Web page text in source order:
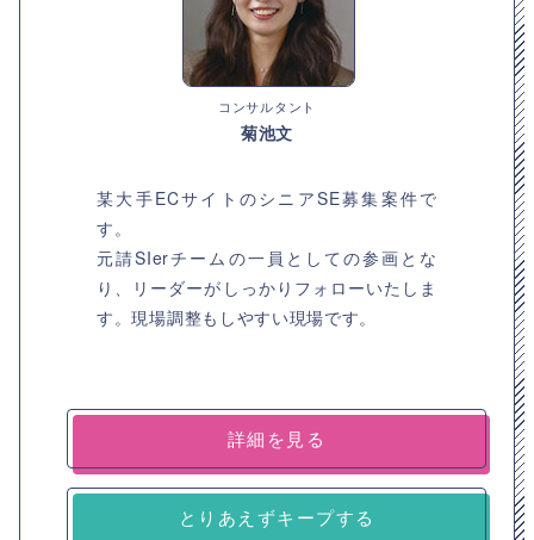
コンサルタント
菊池文
某大手ECサイトのシニアSE募集案件で
す。
元請SIerチームの一員としての参画とな
り、リーダーがしっかりフォローいたしま
す。現場調整もしやすい現場です。
詳細を見る
とりあえずキープする